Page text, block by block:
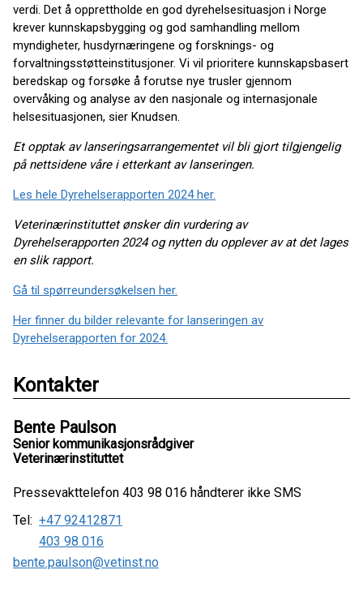
verdi. Det å opprettholde en god dyrehelsesituasjon i Norge
krever kunnskapsbygging og god samhandling mellom
myndigheter, husdyrnæringene og forsknings- og
forvaltningsstøtteinstitusjoner. Vi vil prioritere kunnskapsbasert
beredskap og forsøke å forutse nye trusler gjennom
overvåking og analyse av den nasjonale og internasjonale
helsesituasjonen, sier Knudsen.
Et opptak av lanseringsarrangementet vil bli gjort tilgjengelig
på nettsidene våre i etterkant av lanseringen.
Les hele Dyrehelserapporten 2024 her.
Veterinærinstituttet ønsker din vurdering av
Dyrehelserapporten 2024 og nytten du opplever av at det lages
en slik rapport.
Gå til spørreundersøkelsen her.
Her finner du bilder relevante for lanseringen av
Dyrehelserapporten for 2024.
Kontakter
Bente Paulson
Senior kommunikasjonsrådgiver
Veterinærinstituttet
Pressevakttelefon 403 98 016 håndterer ikke SMS
Tel: +47 92412871
403 98 016
bente.paulson@vetinst.no